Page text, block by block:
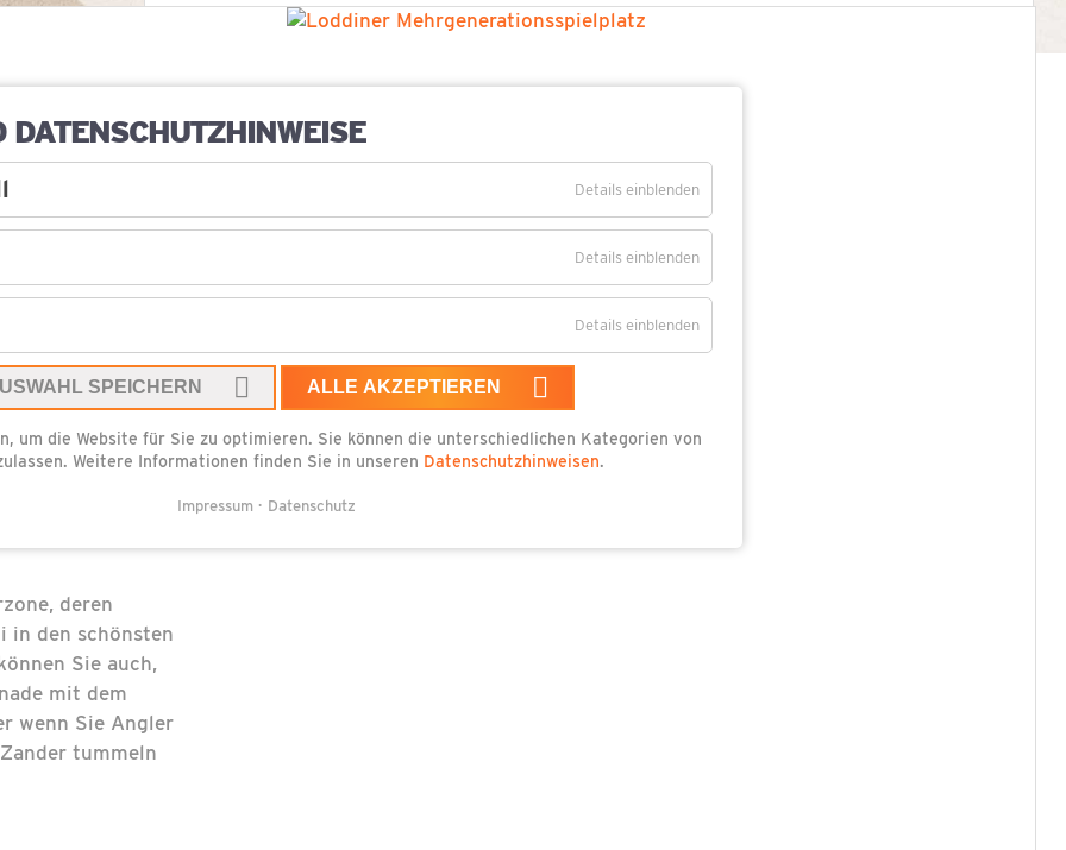
DEM
Der Alltag? Weit
Seebad
Im
jeder sein
und ein
Ein sieben
schilfumsäumte
zum Spazieren,
deren
in den schönsten
Sie auch,
mit dem
wenn Sie Angler
tummeln
DATENSCHUTZHINWEISE
Details einblenden
Details einblenden
Details einblenden
SPEICHERN ALLE AKZEPTIEREN
um die Website für Sie zu optimieren. Sie können die unterschiedlichen Kategorien von
Weitere Informationen finden Sie in unseren Datenschutzhinweisen.
Impressum Datenschutz